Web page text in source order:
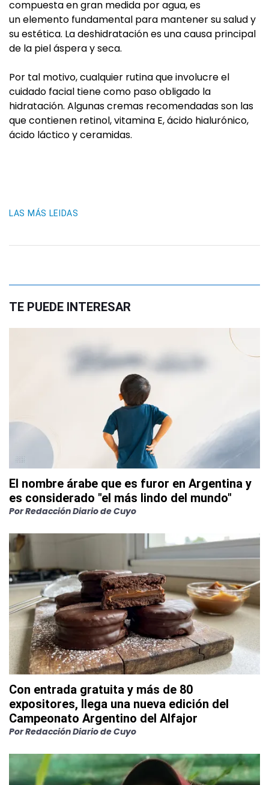
compuesta en gran medida por agua, es
un elemento fundamental para mantener su salud y
su estética. La deshidratación es una causa principal
de la piel áspera y seca.
Por tal motivo, cualquier rutina que involucre el
cuidado facial tiene como paso obligado la
hidratación. Algunas cremas recomendadas son las
que contienen retinol, vitamina E, ácido hialurónico,
ácido láctico y ceramidas.
LAS MÁS LEIDAS
TE PUEDE INTERESAR
El nombre árabe que es furor en Argentina y
es considerado "el más lindo del mundo"
PorRedacción Diario de Cuyo
Con entrada gratuita y más de 80
expositores, llega una nueva edición del
Campeonato Argentino del Alfajor
PorRedacción Diario de Cuyo